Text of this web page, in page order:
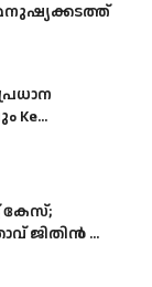
Ke...
കേസ്;
ജിതിൻ ...